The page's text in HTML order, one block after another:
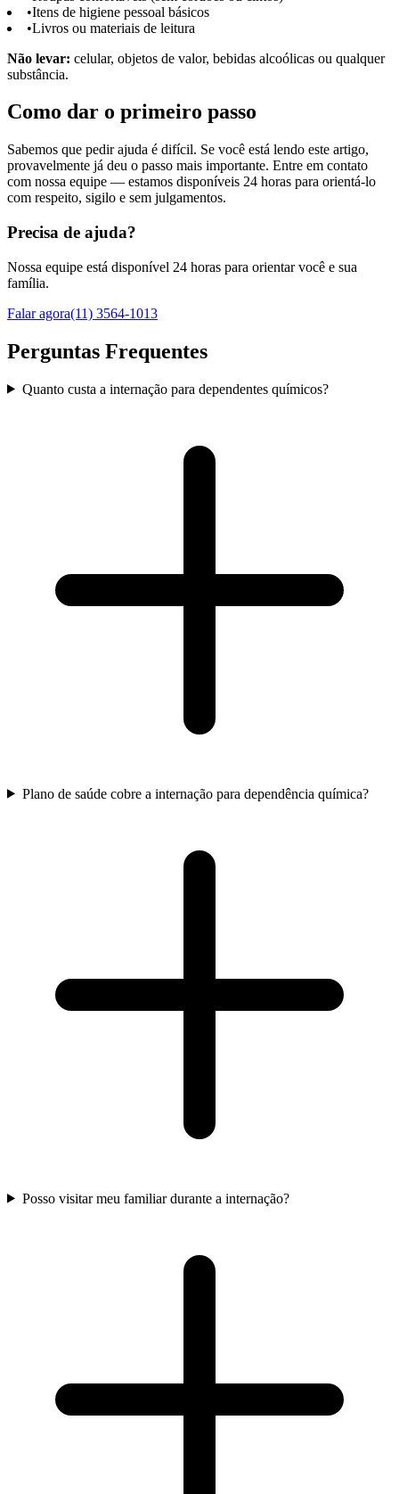
•Itens de higiene pessoal básicos
•Livros ou materiais de leitura
Não levar: celular, objetos de valor, bebidas alcoólicas ou qualquer
substância.
Como dar o primeiro passo
Sabemos que pedir ajuda é difícil. Se você está lendo este artigo,
provavelmente já deu o passo mais importante. Entre em contato
com nossa equipe — estamos disponíveis 24 horas para orientá-lo
com respeito, sigilo e sem julgamentos.
Precisa de ajuda?
Nossa equipe está disponível 24 horas para orientar você e sua
família.
Falar agora(11) 3564-1013
Perguntas Frequentes
Quanto custa a internação para dependentes químicos?
Plano de saúde cobre a internação para dependência química?
Posso visitar meu familiar durante a internação?